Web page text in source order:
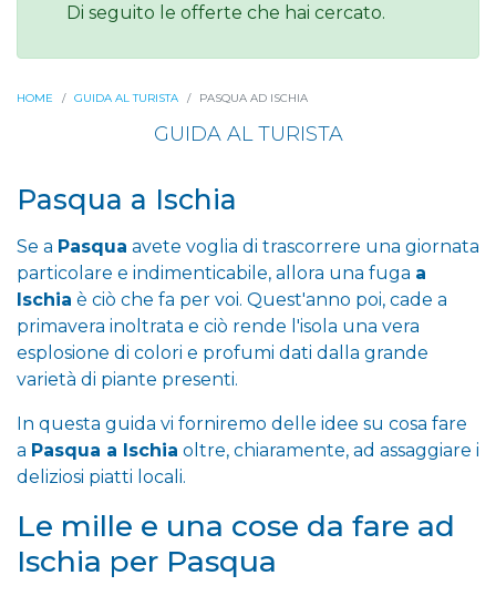
Di seguito le offerte che hai cercato.
HOME GUIDA AL TURISTA PASQUA AD ISCHIA
GUIDA AL TURISTA
Pasqua a Ischia
Se a Pasqua avete voglia di trascorrere una giornata
particolare e indimenticabile, allora una fuga a
Ischia è ciò che fa per voi. Quest'anno poi, cade a
primavera inoltrata e ciò rende l'isola una vera
esplosione di colori e profumi dati dalla grande
varietà di piante presenti.
In questa guida vi forniremo delle idee su cosa fare
a Pasqua a Ischia oltre, chiaramente, ad assaggiare i
deliziosi piatti locali.
Le mille e una cose da fare ad
Ischia per Pasqua